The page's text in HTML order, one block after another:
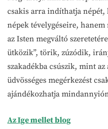
csakis arra indíthatja népét,
népek tévelygéseire,
az Isten megváltó
ütközik”, törik, zúzódik,
szakadékba csúszik, mint
üdvösséges megérkezést
ajándékozhatja
Az Ige mellet blog